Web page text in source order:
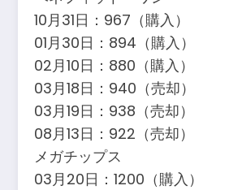
10月31日：967（購入）
01月30日：894（購入）
02月10日：880（購入）
03月18日：940（売却）
03月19日：938（売却）
08月13日：922（売却）
メガチップス
03月20日：1200（購入）